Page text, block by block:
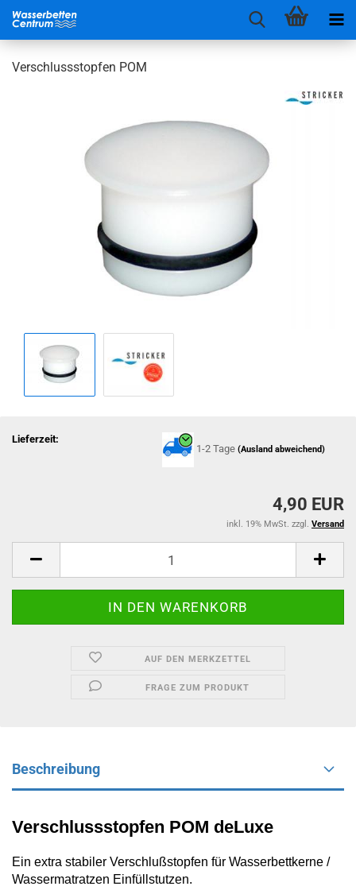
Verschlussstopfen POM
Lieferzeit:
1-2 Tage(Ausland abweichend)
4,90 EUR
inkl. 19% MwSt. zzgl. Versand
AUF DEN MERKZETTEL
FRAGE ZUM PRODUKT
Beschreibung
Verschlussstopfen POM deLuxe
Ein extra stabiler Verschlußstopfen für Wasserbettkerne /
Wassermatratzen Einfüllstutzen.